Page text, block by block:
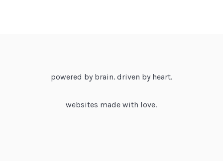
powered by brain. driven by heart.
websites made with love.